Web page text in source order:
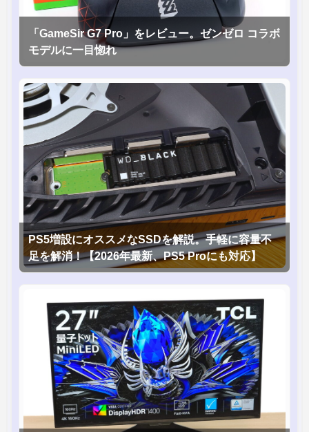
「GameSir G7 Pro」をレビュー。ゼンゼロ コラボ
モデルに一目惚れ
PS5増設にオススメなSSDを解説。手軽に容量不
足を解消！【2026年最新、PS5 Proにも対応】